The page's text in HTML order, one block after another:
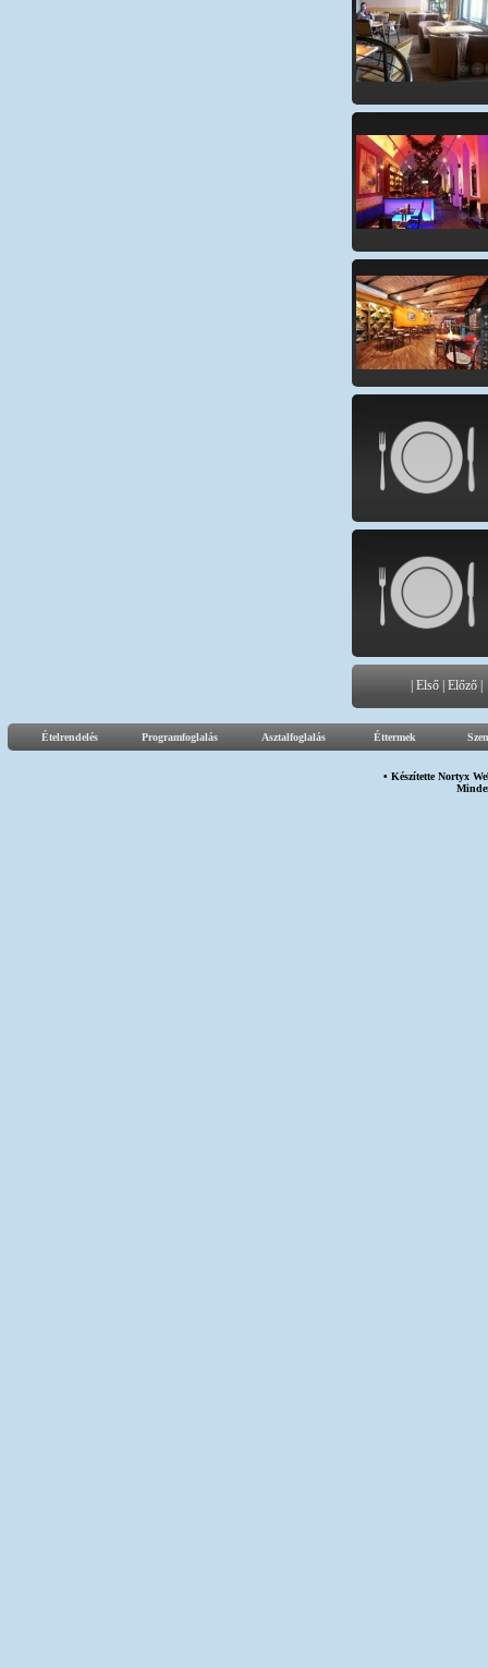
|Első |Előző
Ételrendelés Programfoglalás Asztalfoglalás Éttermek
• KészítetteNortyx